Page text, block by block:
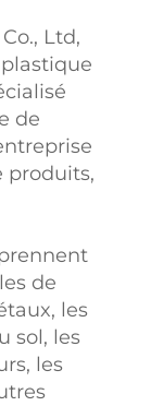
Ltd,
de
produits,
de
les
sol, les
les